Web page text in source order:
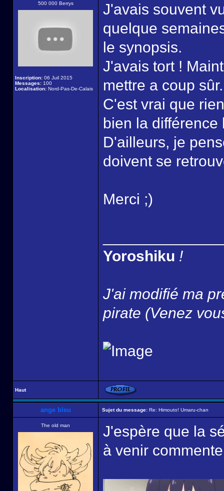
500 000 Berrys
Inscription: 06 Juil 2015
Messages: 100
Localisation: Nord-Pas-De-Calais
J'avais souvent
quelque
le synopsis.
J'avais tort !
mettre a coup sûr.
C'est vrai que
bien la différence
D'ailleurs, je
doivent se
Merci ;)
Yoroshiku !
J'ai modifié ma
pirate (Venez
Haut
ange bleu Sujet du message: Re: Himouto! Umaru-chan
The old man
J'espère que la
à venir